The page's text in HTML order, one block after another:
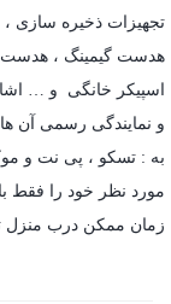
تجهیزات ذخیره سازی ،
هدست گیمینگ ، هدست 5124 ، هدست 5126 ،
اسپیکر خانگی و …
و نمایندگی رسمی آن ها
به : تسکو ، پی نت و
مورد نظر خود را فقط
زمان ممکن درب منزل